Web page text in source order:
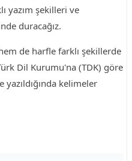
yazım şekilleri ve
duracağız.
de harfle farklı şekillerde
Dil Kurumu'na (TDK) göre
kelimeler